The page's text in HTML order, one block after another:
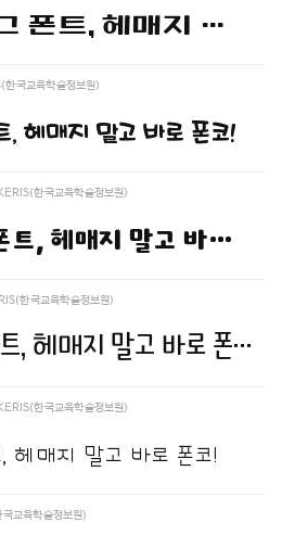
당신이 찾던 그 폰트, 헤매지 말고 바로 폰코!
국교육학술정보원)
, 헤매지 말고 바로 폰코!
한국교육학술정보원)
당신이 찾던 그 폰트, 헤매지 말고 바로 폰코!
한국교육학술정보원)
당신이 찾던 그 폰트, 헤매지 말고 바로 폰코!
한국교육학술정보원)
헤매지 말고 바로 폰코!
교육학술정보원)